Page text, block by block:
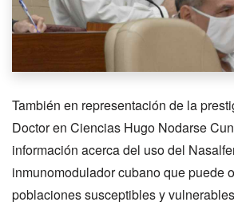
También en representación de la
Doctor en Ciencias Hugo Nodarse
información acerca del uso del
inmunomodulador cubano que puede
poblaciones susceptibles y